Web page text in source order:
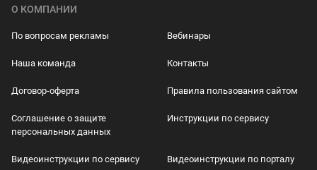
О КОМПАНИИ
По вопросам рекламы Вебинары
Наша команда Контакты
Договор-оферта Правила пользования сайтом
Соглашение о защите
персональных данных
Инструкции по сервису
Видеоинструкции по сервису Видеоинструкции по порталу